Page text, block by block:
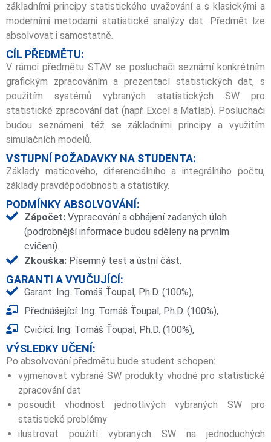
základními principy statistického uvažování a s klasickými a
moderními metodami statistické analýzy dat. Předmět lze
absolvovat i samostatně.
CÍL PŘEDMĚTU:
V rámci předmětu STAV se posluchači seznámí konkrétním
grafickým zpracováním a prezentací statistických dat, s
použitím systémů vybraných statistických SW pro
statistické zpracování dat (např. Excel a Matlab). Posluchači
budou seznámeni též se základními principy a využitím
simulačních modelů.
VSTUPNÍ POŽADAVKY NA STUDENTA:
Základy maticového, diferenciálního a integrálního počtu,
základy pravděpodobnosti a statistiky.
PODMÍNKY ABSOLVOVÁNÍ:
Zápočet: Vypracování a obhájení zadaných úloh
(podrobnější informace budou sděleny na prvním
cvičení).
Zkouška: Písemný test a ústní část.
GARANTI A VYUČUJÍCÍ:
Garant: Ing. Tomáš Ťoupal, Ph.D. (100%),
Přednášející: Ing. Tomáš Ťoupal, Ph.D. (100%),
Cvičící: Ing. Tomáš Ťoupal, Ph.D. (100%),
VÝSLEDKY UČENÍ:
Po absolvování předmětu bude student schopen:
vyjmenovat vybrané SW produkty vhodné pro statistické
zpracování dat
posoudit vhodnost jednotlivých vybraných SW pro
statistické problémy
ilustrovat použití vybraných SW na jednoduchých